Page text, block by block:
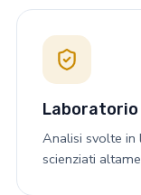
Analisi svolte in
scienziati